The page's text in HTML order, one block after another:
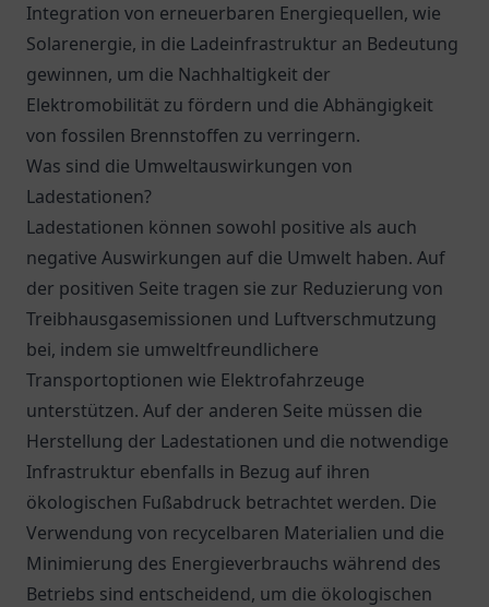
Integration von erneuerbaren Energiequellen, wie
Solarenergie, in die Ladeinfrastruktur an Bedeutung
gewinnen, um die Nachhaltigkeit der
Elektromobilität zu fördern und die Abhängigkeit
von fossilen Brennstoffen zu verringern.
Was sind die Umweltauswirkungen von
Ladestationen?
Ladestationen können sowohl positive als auch
negative Auswirkungen auf die Umwelt haben. Auf
der positiven Seite tragen sie zur Reduzierung von
Treibhausgasemissionen und Luftverschmutzung
bei, indem sie umweltfreundlichere
Transportoptionen wie Elektrofahrzeuge
unterstützen. Auf der anderen Seite müssen die
Herstellung der Ladestationen und die notwendige
Infrastruktur ebenfalls in Bezug auf ihren
ökologischen Fußabdruck betrachtet werden. Die
Verwendung von recycelbaren Materialien und die
Minimierung des Energieverbrauchs während des
Betriebs sind entscheidend, um die ökologischen